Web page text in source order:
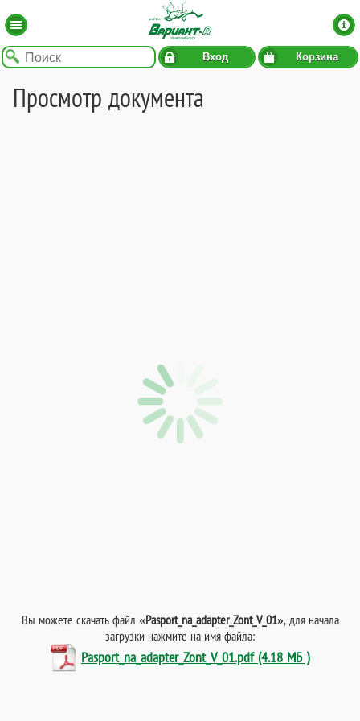
Вход Корзина
Просмотр документа
Вы можете скачать файл «Pasport_na_adapter_Zont_V_01», для начала
загрузки нажмите на имя файла:
Pasport_na_adapter_Zont_V_01.pdf (4.18 МБ )